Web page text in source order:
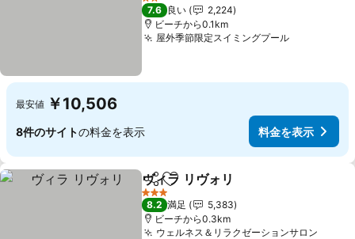
2 ホテルのランク
7.6 良い
2,224
ビーチから0.1km
屋外季節限定スイミングプール料金を表示
最安値 ￥10,506
8件のサイトの料金を表示 料金を表示
シェアお気に入りに追加
ヴィラ リヴォリ
3 ホテルのランク
8.2 満足
5,383
ビーチから0.3km
ウェルネス＆リラクゼーションサロン